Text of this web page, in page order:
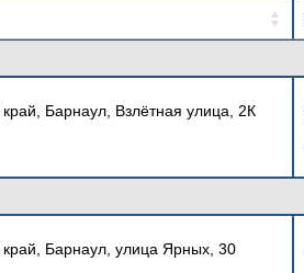
Барнаул, Взлётная улица, 2К
край, Барнаул, улица Ярных, 30